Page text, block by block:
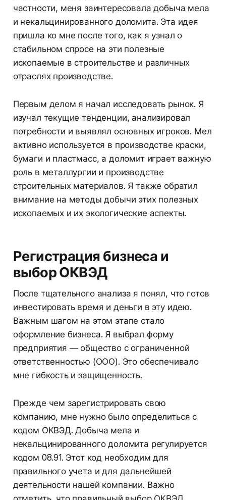
частности, меня заинтересовала добыча мела
и некальцинированного доломита. Эта идея
пришла ко мне после того, как я узнал о
стабильном спросе на эти полезные
ископаемые в строительстве и различных
отраслях производстве.
Первым делом я начал исследовать рынок. Я
изучал текущие тенденции, анализировал
потребности и выявлял основных игроков. Мел
активно используется в производстве краски,
бумаги и пластмасс, а доломит играет важную
роль в металлургии и производстве
строительных материалов. Я также обратил
внимание на методы добычи этих полезных
ископаемых и их экологические аспекты.
Регистрация бизнеса и
выбор ОКВЭД
После тщательного анализа я понял, что готов
инвестировать время и деньги в эту идею.
Важным шагом на этом этапе стало
оформление бизнеса. Я выбрал форму
предприятия — общество с ограниченной
ответственностью (ООО). Это обеспечивало
мне гибкость и защищенность.
Прежде чем зарегистрировать свою
компанию, мне нужно было определиться с
кодом ОКВЭД. Добыча мела и
некальцинированного доломита регулируется
кодом 08.91. Этот код необходим для
правильного учета и для дальнейшей
деятельности нашей компании. Важно